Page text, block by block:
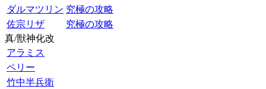
ダルマツリン 究極の攻略
佐宗リザ
究極の攻略
真/獣神化改
アラミス
ペリー
竹中半兵衛